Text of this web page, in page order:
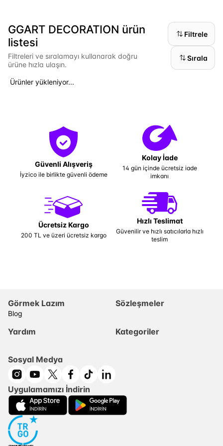
GGART DECORATION ürün
listesi
Filtreleri ve sıralamayı kullanarak doğru
ürüne hızla ulaşın.
Filtrele
Sırala
Ürünler yükleniyor...
Güvenli Alışveriş
İyzico ile birlikte güvenli ödeme
Kolay İade
14 gün içinde ücretsiz iade
imkanı
Ücretsiz Kargo
200 TL ve üzeri ücretsiz kargo
Hızlı Teslimat
Güvenilir ve hızlı satıcılarla hızlı
teslim
Görmek Lazım
Blog
Sözleşmeler
Yardım Kategoriler
Sosyal Medya
Uygulamamızı İndirin